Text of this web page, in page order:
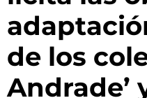
de los
Andrade’